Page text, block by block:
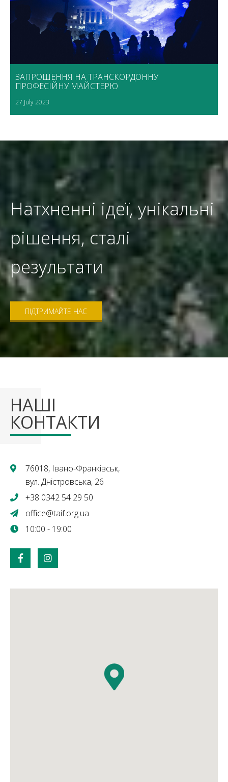
ЗАПРОШЕННЯ НА ТРАНСКОРДОННУ
ПРОФЕСІЙНУ МАЙСТЕРЮ
27 July 2023
Натхненні ідеї, унікальні
рішення, сталі
результати
ПІДТРИМАЙТЕ НАС
НАШІ
КОНТАКТИ
76018, Івано-Франківськ,
вул. Дністровська, 26
+38 0342 54 29 50
office@taif.org.ua
10:00 - 19:00